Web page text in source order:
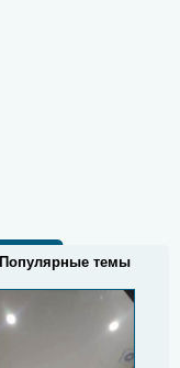
Популярные темы